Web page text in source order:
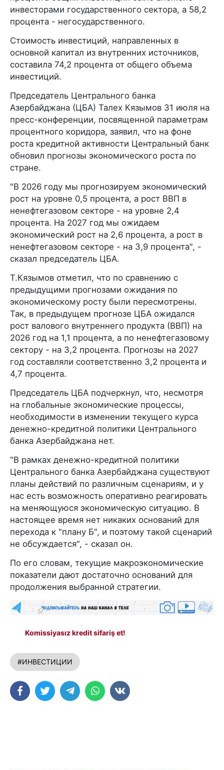
инвесторами государственного сектора, а 58,2
процента - негосударственного.
Стоимость инвестиций, направленных в
основной капитал из внутренних источников,
составила 74,2 процента от общего объема
инвестиций.
Председатель Центрального банка
Азербайджана (ЦБА) Талех Кязымов 31 июля на
пресс-конференции, посвященной параметрам
процентного коридора, заявил, что на фоне
роста кредитной активности Центральный банк
обновил прогнозы экономического роста по
стране.
"В 2026 году мы прогнозируем экономический
рост на уровне 0,5 процента, а рост ВВП в
ненефтегазовом секторе - на уровне 2,4
процента. На 2027 год мы ожидаем
экономический рост на 2,6 процента, а рост в
ненефтегазовом секторе - на 3,9 процента", -
сказал председатель ЦБА.
Т.Кязымов отметил, что по сравнению с
предыдущими прогнозами ожидания по
экономическому росту были пересмотрены.
Так, в предыдущем прогнозе ЦБА ожидался
рост валового внутреннего продукта (ВВП) на
2026 год на 1,1 процента, а по ненефтегазовому
сектору - на 3,2 процента. Прогнозы на 2027
год составляли соответственно 3,2 процента и
4,7 процента.
Председатель ЦБА подчеркнул, что, несмотря
на глобальные экономические процессы,
необходимости в изменении текущего курса
денежно-кредитной политики Центрального
банка Азербайджана нет.
"В рамках денежно-кредитной политики
Центрального банка Азербайджана существуют
планы действий по различным сценариям, и у
нас есть возможность оперативно реагировать
на меняющуюся экономическую ситуацию. В
настоящее время нет никаких оснований для
перехода к "плану Б", и поэтому такой сценарий
не обсуждается", - сказал он.
По его словам, текущие макроэкономические
показатели дают достаточно оснований для
продолжения выбранной стратегии.
Komissiyasız kredit sifariş et!
#ИНВЕСТИЦИИ